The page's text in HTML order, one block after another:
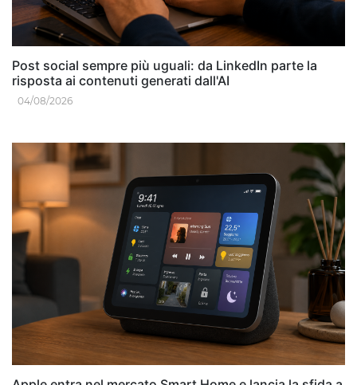
Post social sempre più uguali: da LinkedIn parte la
risposta ai contenuti generati dall'AI
04/08/2026